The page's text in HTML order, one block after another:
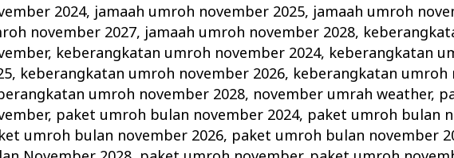
2024, jamaah umroh november 2025, jamaah umroh
november 2027, jamaah umroh november 2028,
, keberangkatan umroh november 2024, keberangkatan
, keberangkatan umroh november 2026, keberangkatan umroh
umroh november 2028, november umrah weather,
, paket umroh bulan november 2024, paket umroh bulan
umroh bulan november 2026, paket umroh bulan november